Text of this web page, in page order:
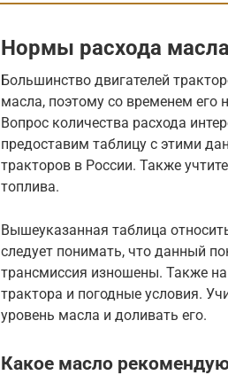
Нормы расхода
Большинство двигателей
масла, поэтому со временем его
Вопрос количества расхода
предоставим таблицу с этими
тракторов в России. Также
топлива.
Вышеуказанная таблица
следует понимать, что данный
трансмиссия изношены. Также
трактора и погодные условия.
уровень масла и доливать его.
Какое масло